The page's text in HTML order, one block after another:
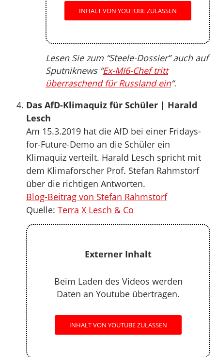
INHALT VON YOUTUBE ZULASSEN
Lesen Sie zum “Steele-Dossier” auch auf
Sputniknews “Ex-MI6-Chef tritt
überraschend für Russland ein“.
Das AfD-Klimaquiz für Schüler | Harald
Lesch
Am 15.3.2019 hat die AfD bei einer Fridays-
for-Future-Demo an die Schüler ein
Klimaquiz verteilt. Harald Lesch spricht mit
dem Klimaforscher Prof. Stefan Rahmstorf
über die richtigen Antworten.
Blog-Beitrag von Stefan Rahmstorf
Quelle: Terra X Lesch & Co
Externer Inhalt
Beim Laden des Videos werden
Daten an Youtube übertragen.
INHALT VON YOUTUBE ZULASSEN